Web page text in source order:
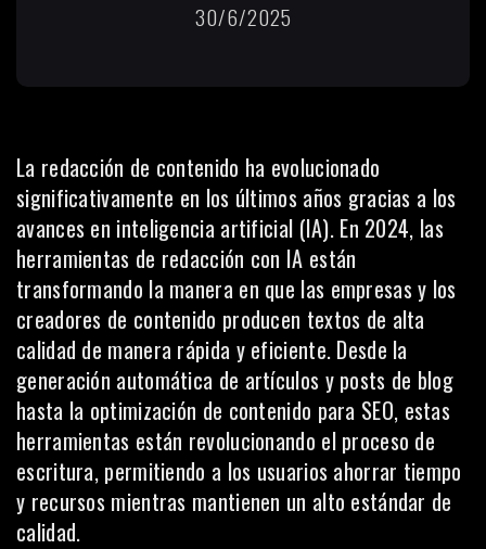
30/6/2025
La redacción de contenido ha evolucionado
significativamente en los últimos años gracias a los
avances en inteligencia artificial (IA). En 2024, las
herramientas de redacción con IA están
transformando la manera en que las empresas y los
creadores de contenido producen textos de alta
calidad de manera rápida y eficiente. Desde la
generación automática de artículos y posts de blog
hasta la optimización de contenido para SEO, estas
herramientas están revolucionando el proceso de
escritura, permitiendo a los usuarios ahorrar tiempo
y recursos mientras mantienen un alto estándar de
calidad.